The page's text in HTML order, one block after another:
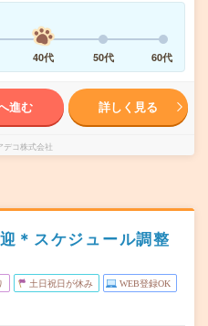
40代 50代 60代
進む 詳しく見る
デコ株式会社
＊スケジュール調整
土日祝日が休み WEB登録OK